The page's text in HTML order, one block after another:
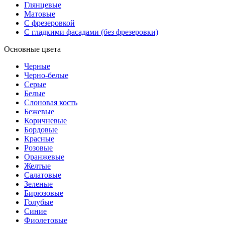
Глянцевые
Матовые
С фрезеровкой
С гладкими фасадами (без фрезеровки)
Основные цвета
Черные
Черно-белые
Серые
Белые
Слоновая кость
Бежевые
Коричневые
Бордовые
Красные
Розовые
Оранжевые
Желтые
Салатовые
Зеленые
Бирюзовые
Голубые
Синие
Фиолетовые